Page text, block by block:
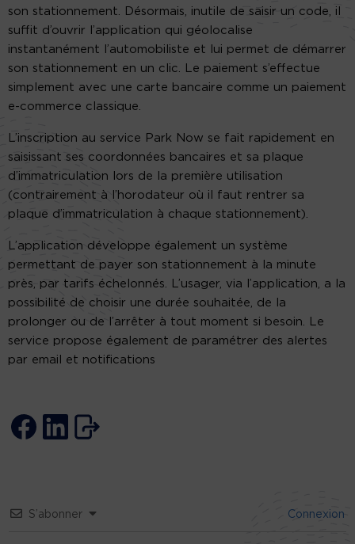
son stationnement. Désormais, inutile de saisir un code, il
suffit d’ouvrir l’application qui géolocalise
instantanément l’automobiliste et lui permet de démarrer
son stationnement en un clic. Le paiement s’effectue
simplement avec une carte bancaire comme un paiement
e-commerce classique.
L’inscription au service Park Now se fait rapidement en
saisissant ses coordonnées bancaires et sa plaque
d’immatriculation lors de la première utilisation
(contrairement à l’horodateur où il faut rentrer sa
plaque d’immatriculation à chaque stationnement).
L’application développe également un système
permettant de payer son stationnement à la minute
près, par tarifs échelonnés. L’usager, via l’application, a la
possibilité de choisir une durée souhaitée, de la
prolonger ou de l’arrêter à tout moment si besoin. Le
service propose également de paramétrer des alertes
par email et notifications
S’abonner Connexion